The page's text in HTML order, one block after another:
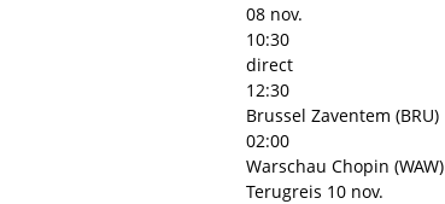
08 nov.
10:30
direct
12:30
Brussel Zaventem (BRU)
02:00
Warschau Chopin (WAW)
Terugreis 10 nov.